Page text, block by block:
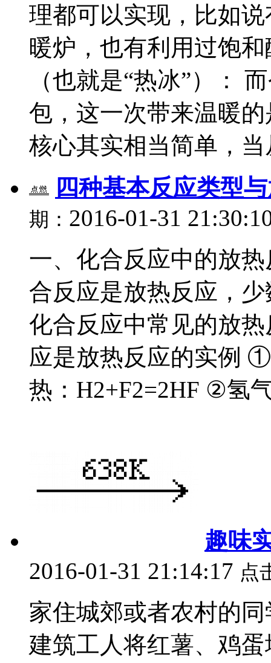
理都可以实现，比如
暖炉，也有利用过饱
（也就是“热冰”）：
包，这一次带来温暖
核心其实相当简单，当
四种基本反应类型
期： 2016-01-31
一、化合反应中的放
合反应是放热反应，
化合反应中常见的放
应是放热反应的实例
热：H2+F2=2HF ②氢
趣味
2016-01-31 21:14:17 点
家住城郊或者农村的
建筑工人将红薯、鸡